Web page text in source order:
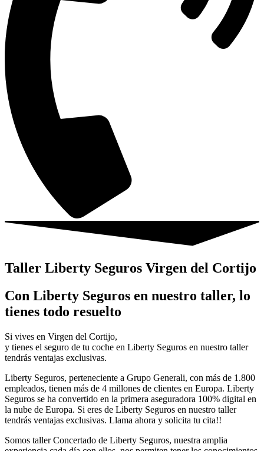
Taller Liberty Seguros Virgen del Cortijo
Con Liberty Seguros en nuestro taller, lo
tienes todo resuelto
Si vives en Virgen del Cortijo,
y tienes el seguro de tu coche en Liberty Seguros en nuestro taller
tendrás ventajas exclusivas.
Liberty Seguros, perteneciente a Grupo Generali, con más de 1.800
empleados, tienen más de 4 millones de clientes en Europa. Liberty
Seguros se ha convertido en la primera aseguradora 100% digital en
la nube de Europa. Si eres de Liberty Seguros en nuestro taller
tendrás ventajas exclusivas. Llama ahora y solicita tu cita!!
Somos taller Concertado de Liberty Seguros, nuestra amplia